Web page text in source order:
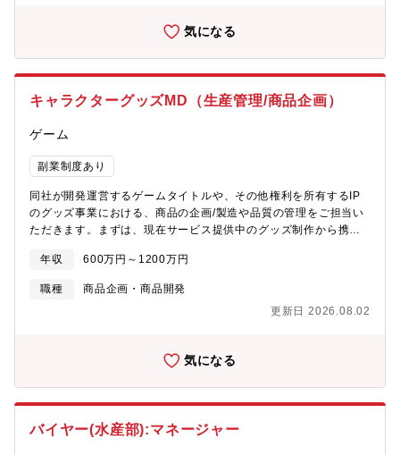
な立場で市場全体を比較・評価できる環境です。また、データ分
き出す経験が積めます。「売るための商品選定」ではなく、「ユ
選定」をしていただきます。【具体的な業務内容】■商品選定・検
適切性チェック・検証コンテンツの記載情報の正確性チェック・
商品選定の妥当性評価（市場動向や販売データをもとに、掲載商
品の網羅性・公平性を確保）■コンテンツの品質管理・担保・人気
ランキング掲載商品の妥当性評価と選定基準のアップデート・コ
ンテンツのクオリティチェックと改善提案・掲載商品のデータ
（検証結果・スペック情報）の正確性チェック・選び方・商品紹
ヤー・MD出身の方へ・企業戦略や販売目標に縛られず、ユーザー
き力”を公正な比較に活かせる・「売るため」ではなく「選ばれる
ためのコンテンツ」を生み出せる■商品企画出身の方へ・自社・他
る・「商品の強みを伝える」から「ユーザーの選択を支える」
気になる
キャラクターグッズMD（生産管理/商品企画）
ゲーム
副業制度あり
同社が開発運営するゲームタイトルや、その他権利を所有するIP
のグッズ事業における、商品の企画/製造や品質の管理をご担当い
ただきます。まずは、現在サービス提供中のグッズ制作から携わ
（MDマップ制作、新商品企画など）■グッズの見積もり～入稿～
製造～納品まで■生産管理、商品／在庫管理■サプライヤーや協力
工場との折衝■製造ライン、納期の調整、メーカーの選定・拡大・
見直し■アイテムのクオリティ向上■製造に関する発注書・請求書
広くコンテンツビジネスを展開する事業部です。役員直下の新規
ご自身のアイディアを形にできる、やりがいのあるポジションで
ただくため、幅広い業務に裁量を持って携わることができます。
年収 600万円～1200万円
職種
商品企画・商品開発
更新日 2026.08.02
気になる
バイヤー(水産部):マネージャー